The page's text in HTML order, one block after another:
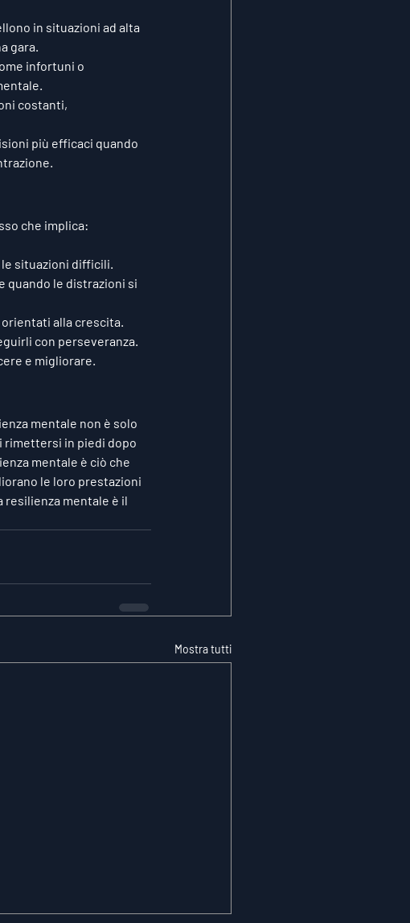
in situazioni ad alta
gara.
infortuni o
costanti,
più efficaci quando
che implica:
situazioni difficili.
quando le distrazioni si
alla crescita.
con perseveranza.
e migliorare.
mentale non è solo
rimettersi in piedi dopo
mentale è ciò che
le loro prestazioni
resilienza mentale è il
Mostra tutti